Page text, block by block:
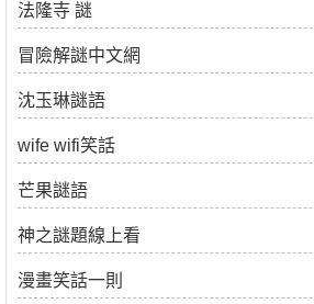
法隆寺 謎
冒險解謎中文網
沈玉琳謎語
wife wifi笑話
芒果謎語
神之謎題線上看
漫畫笑話一則